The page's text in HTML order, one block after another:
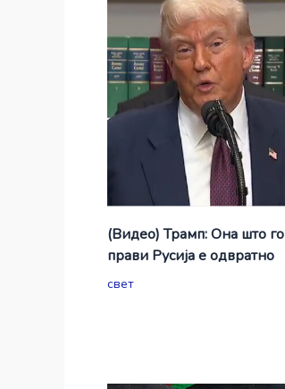
(Видео) Трамп: Она што го
прави Русија е одвратно
свет